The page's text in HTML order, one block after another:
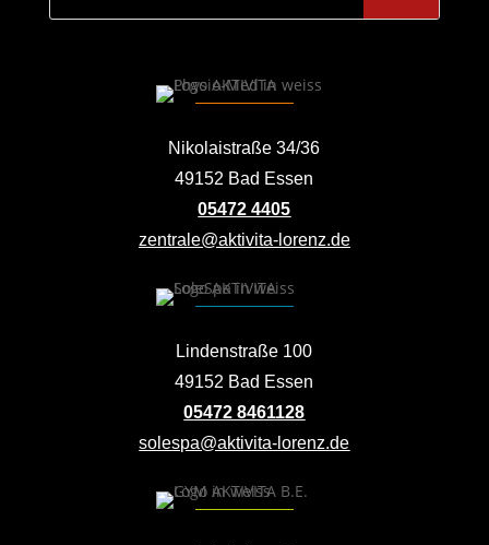
Nikolaistraße 34/36
49152 Bad Essen
05472 4405
zentrale@aktivita-lorenz.de
Lindenstraße 100
49152 Bad Essen
05472 8461128
solespa@aktivita-lorenz.de